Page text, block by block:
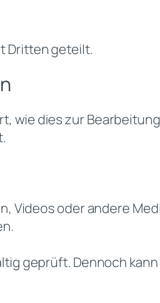
Dritten geteilt.
wie dies zur
Videos oder andere
geprüft. Dennoch